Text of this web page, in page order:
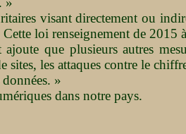
visant directement ou
loi renseignement de 2015
que plusieurs autres
sites, les attaques contre le
»
dans notre pays.